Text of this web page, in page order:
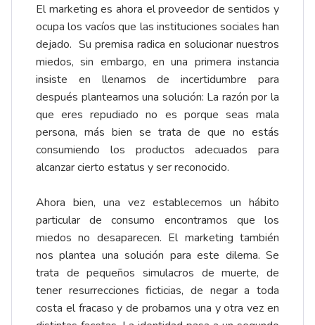
El marketing es ahora el proveedor de sentidos y
ocupa los vacíos que las instituciones sociales han
dejado. Su premisa radica en solucionar nuestros
miedos, sin embargo, en una primera instancia
insiste en llenarnos de incertidumbre para
después plantearnos una solución: La razón por la
que eres repudiado no es porque seas mala
persona, más bien se trata de que no estás
consumiendo los productos adecuados para
alcanzar cierto estatus y ser reconocido.
Ahora bien, una vez establecemos un hábito
particular de consumo encontramos que los
miedos no desaparecen. El marketing también
nos plantea una solución para este dilema. Se
trata de pequeños simulacros de muerte, de
tener resurrecciones ficticias, de negar a toda
costa el fracaso y de probarnos una y otra vez en